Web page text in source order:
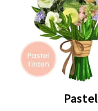
Pastel